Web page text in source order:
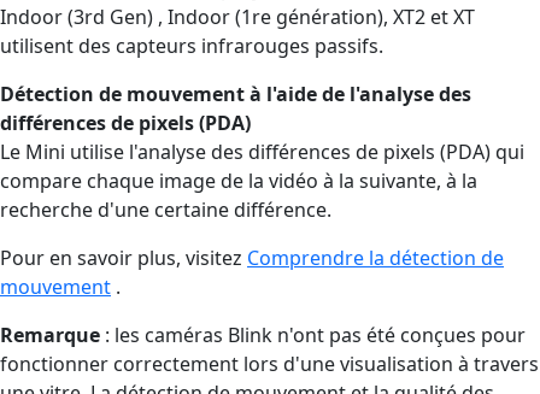
Indoor (3rd Gen) , Indoor (1re génération), XT2 et XT
utilisent des capteurs infrarouges passifs.
Détection de mouvement à l'aide de l'analyse des
différences de pixels (PDA)
Le Mini utilise l'analyse des différences de pixels (PDA) qui
compare chaque image de la vidéo à la suivante, à la
recherche d'une certaine différence.
Pour en savoir plus, visitez Comprendre la détection de
mouvement .
Remarque : les caméras Blink n'ont pas été conçues pour
fonctionner correctement lors d'une visualisation à travers